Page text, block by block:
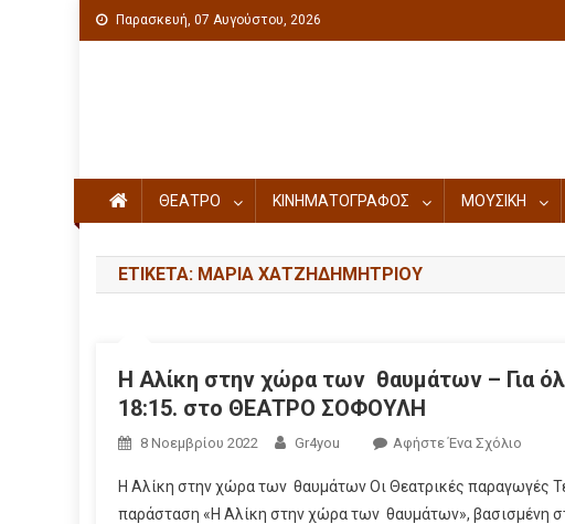
Παρασκευή, 07 Αυγούστου, 2026
ΘΕΑΤΡΟ ΚΙΝΗΜΑΤΟΓΡΑΦΟΣ ΜΟΥΣΙΚΗ
ΕΤΙΚΈΤΑ: ΜΑΡΊΑ ΧΑΤΖΗΔΗΜΗΤΡΊΟΥ
Η Αλίκη στην χώρα των θαυμάτων – Για
18:15. στο ΘΕΑΤΡΟ ΣΟΦΟΥΛΗ
8 Νοεμβρίου 2022 Gr4you Αφήστε Ένα Σχόλιο
Η Αλίκη στην χώρα των θαυμάτων Οι Θεατρικές παραγωγές
παράσταση «Η Αλίκη στην χώρα των θαυμάτων», βασισμένη